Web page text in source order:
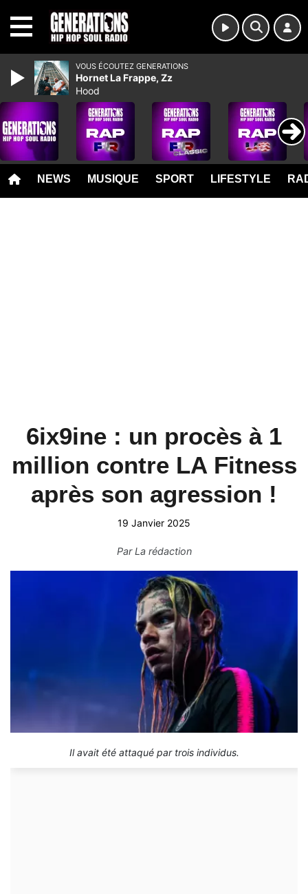
NEWS MUSIQUE SPORT LIFESTYLE
6ix9ine : un procès à 1
million contre LA Fitness
après son agression !
19 Janvier 2025
ParLa rédaction
Il avait été attaqué par trois individus.
VOUS ÉCOUTEZ GENERATIONS
Hornet La Frappe, Zz
Hood